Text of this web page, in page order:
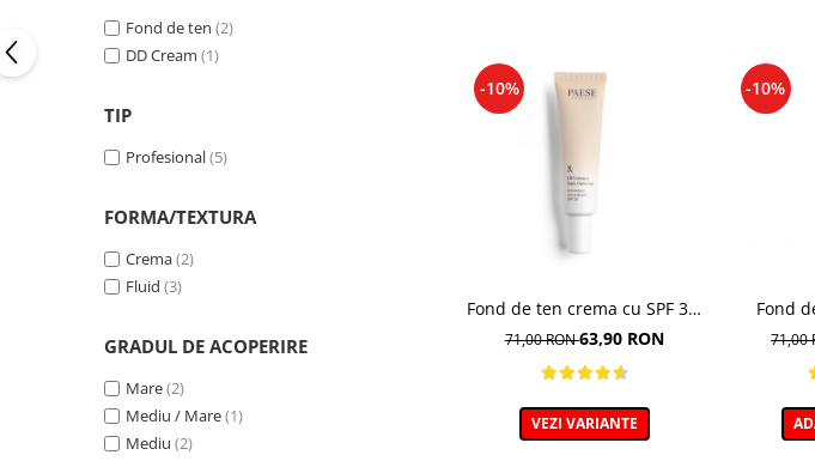
1.5W BEIGE(1)
100N(1)
102W
1N Ivory (1)
1N LIGHT BEIGE
201W (1)
203N (1)
2N LIGHT BEIGE
2W Beige(1)
31 Warm Beige
Fond de ten (2)
DD Cream (1)
TIP
Profesional(5)
FORMA/TEXTURA
Crema(2)
Fluid (3)
GRADUL DE ACOPERIRE
Mare(2)
Mediu / Mare(1)
Mediu (2)
-10%
Fond de ten crema cu SPF 30,
DD Cream, 1N Ivory - 30 ml
71,00 RON63,90 RON
VEZI VARIANTE
-10%
Fond
lifting,
71,00